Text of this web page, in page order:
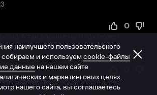
0
сериал!!!
наилучшего пользовательского
и используем cookie-файлы
данные на нашем сайте
и маркетинговых целях.
нашего сайта, вы соглашаетесь